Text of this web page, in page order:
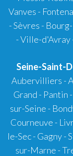
Vanves -
- Sèvres -
- Ville-d'Avray
Seine-Saint-
Aubervilliers -
Grand - Pantin
sur-Seine -
Courneuve -
le-Sec - Gagny
sur-Marne -